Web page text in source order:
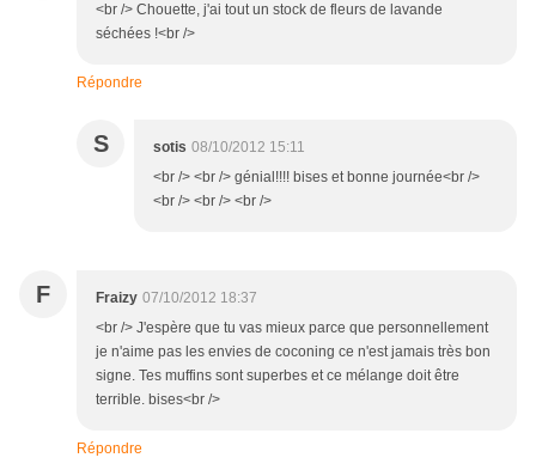
<br /> Chouette, j'ai tout un stock de fleurs de lavande
séchées !<br />
Répondre
S sotis 08/10/2012 15:11
<br /> <br /> génial!!!! bises et bonne journée<br />
<br /> <br /> <br />
F Fraizy 07/10/2012 18:37
<br /> J'espère que tu vas mieux parce que personnellement
je n'aime pas les envies de coconing ce n'est jamais très bon
signe. Tes muffins sont superbes et ce mélange doit être
terrible. bises<br />
Répondre